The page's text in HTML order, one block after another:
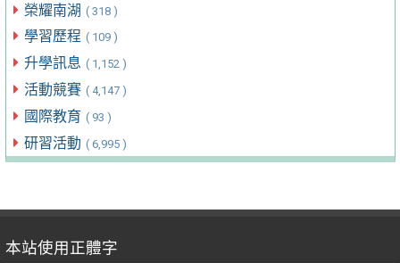
榮耀南湖 ( 318 )
學習歷程 ( 109 )
升學訊息 ( 1,152 )
活動競賽 ( 4,147 )
國際教育 ( 93 )
研習活動 ( 6,995 )
本站使用正體字